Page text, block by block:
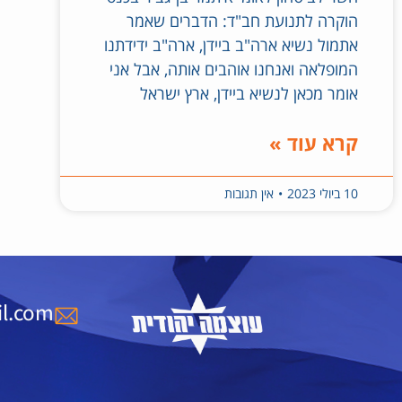
הוקרה לתנועת חב"ד: הדברים שאמר
אתמול נשיא ארה"ב ביידן, ארה"ב ידידתנו
המופלאה ואנחנו אוהבים אותה, אבל אני
אומר מכאן לנשיא ביידן, ארץ ישראל
קרא עוד »
10 ביולי 2023 אין תגובות